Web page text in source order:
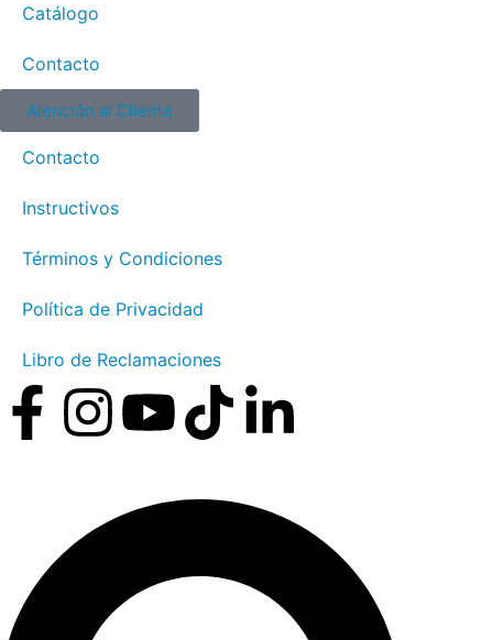
Catálogo
Contacto
Atención al Cliente
Contacto
Instructivos
Términos y Condiciones
Política de Privacidad
Libro de Reclamaciones